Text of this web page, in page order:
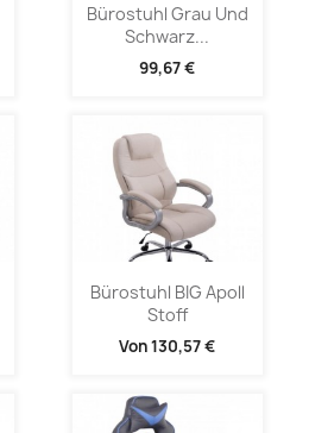
Bürostuhl Grau Und
Schwarz...
99,67 €
Bürostuhl BIG Apoll
Stoff
Von130,57 €